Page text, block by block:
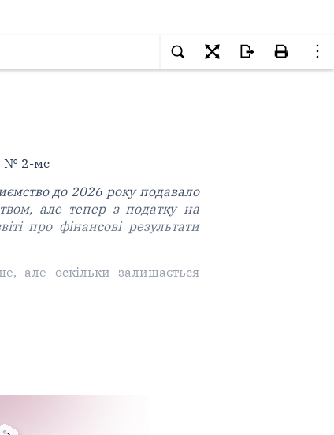
№ 2-мс
до 2026 року подавало
але тепер з податку на
про фінансові результати
але оскільки залишається